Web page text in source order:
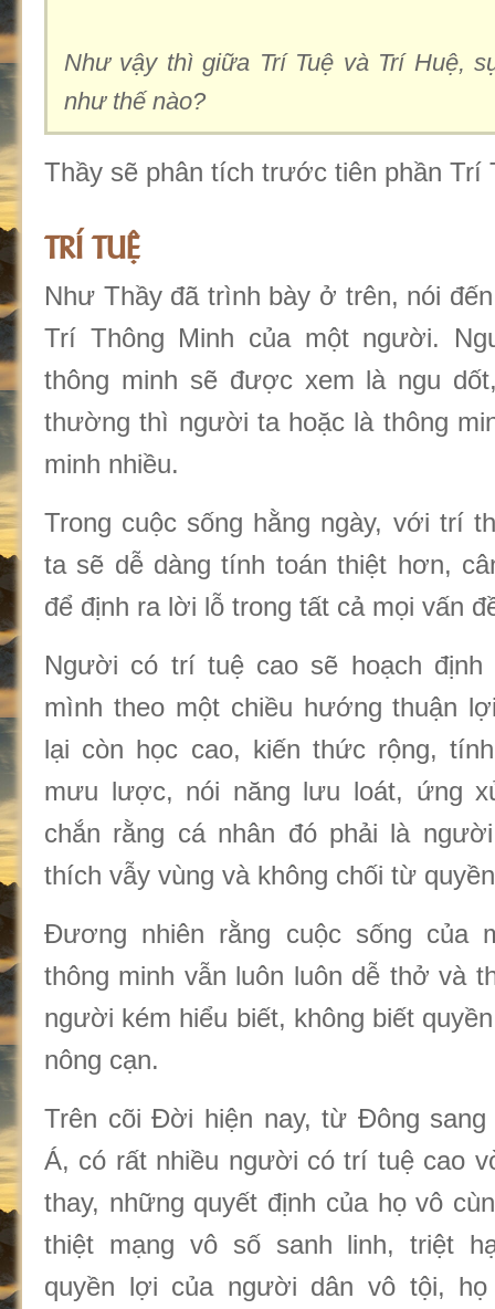
Như vậy thì giữa Trí Tuệ và Trí Huệ,
như thế nào?
Thầy sẽ phân tích trước tiên phần Trí
TRÍ TUỆ
Như Thầy đã trình bày ở trên, nói
Trí Thông Minh của một người.
thông minh sẽ được xem là ngu
thường thì người ta hoặc là thông
minh nhiều.
Trong cuộc sống hằng ngày, với trí
ta sẽ dễ dàng tính toán thiệt hơn,
để định ra lời lỗ trong tất cả mọi vấn
Người có trí tuệ cao sẽ hoạch
mình theo một chiều hướng thuận
lại còn học cao, kiến thức rộng,
mưu lược, nói năng lưu loát, ứng
chắn rằng cá nhân đó phải là
thích vẫy vùng và không chối từ
Đương nhiên rằng cuộc sống của
thông minh vẫn luôn luôn dễ thở và
người kém hiểu biết, không biết
nông cạn.
Trên cõi Đời hiện nay, từ Đông
Á, có rất nhiều người có trí tuệ cao
thay, những quyết định của họ vô
thiệt mạng vô số sanh linh, triệt
quyền lợi của người dân vô tội,